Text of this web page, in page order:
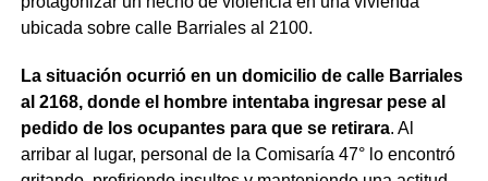
ubicada sobre calle Barriales al 2100.
La situación ocurrió en un domicilio de calle Barriales
al 2168, donde el hombre intentaba ingresar pese al
pedido de los ocupantes para que se retirara. Al
arribar al lugar, personal de la Comisaría 47° lo encontró